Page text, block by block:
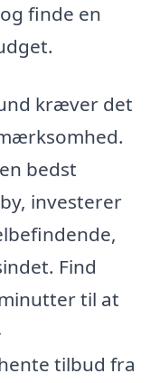
finde en
kræver det
bedst
investerer
Find
til at
tilbud fra